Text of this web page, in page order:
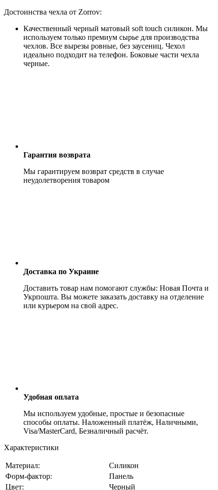
Достоинства чехла от Zorrov:
Качественный черный матовый soft touch силикон. Мы
используем только премиум сырье для производства
чехлов. Все вырезы ровные, без заусениц. Чехол
идеально подходит на телефон. Боковые части чехла
черные.
Гарантия возврата
Мы гарантируем возврат средств в случае
неудолетворения товаром
Доставка по Украине
Доставить товар нам помогают службы: Новая Почта и
Укрпошта. Вы можете заказать доставку на отделение
или курьером на свой адрес.
Удобная оплата
Мы используем удобные, простые и безопасные
способы оплаты. Наложенный платёж, Наличными,
Visa/MasterCard, Безналичный расчёт.
Характеристики
Материал:
Силикон
Форм-фактор:
Панель
Цвет:
Черный